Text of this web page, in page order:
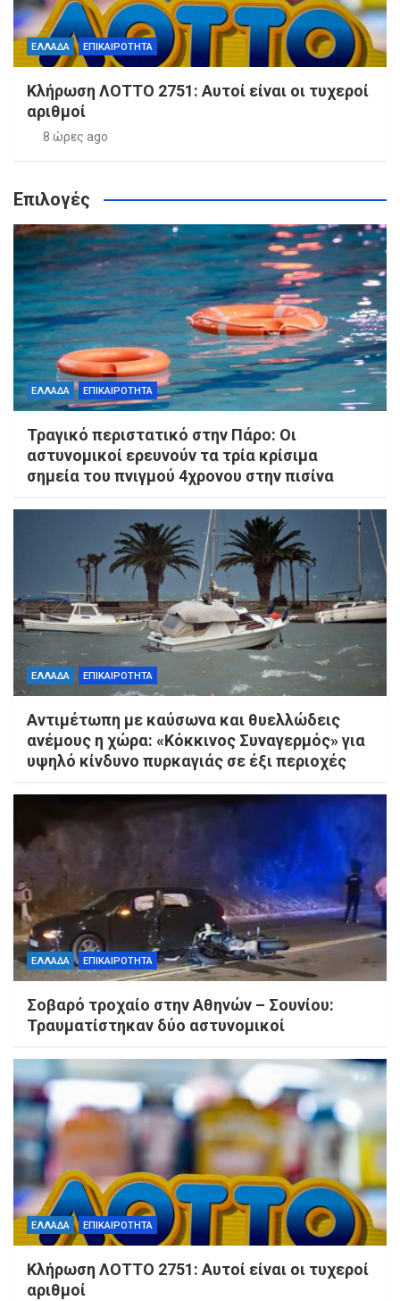
ΕΛΛΑΔΑ ΕΠΙΚΑΙΡΟΤΗΤΑ
Κλήρωση ΛΟΤΤΟ 2751: Αυτοί είναι οι τυχεροί
αριθμοί
8 ώρες ago
Επιλογές
ΕΛΛΑΔΑ ΕΠΙΚΑΙΡΟΤΗΤΑ
Τραγικό περιστατικό στην Πάρο: Οι
αστυνομικοί ερευνούν τα τρία κρίσιμα
σημεία του πνιγμού 4χρονου στην πισίνα
ΕΛΛΑΔΑ ΕΠΙΚΑΙΡΟΤΗΤΑ
Αντιμέτωπη με καύσωνα και θυελλώδεις
ανέμους η χώρα: «Κόκκινος Συναγερμός» για
υψηλό κίνδυνο πυρκαγιάς σε έξι περιοχές
ΕΛΛΑΔΑ ΕΠΙΚΑΙΡΟΤΗΤΑ
Σοβαρό τροχαίο στην Αθηνών – Σουνίου:
Τραυματίστηκαν δύο αστυνομικοί
ΕΛΛΑΔΑ ΕΠΙΚΑΙΡΟΤΗΤΑ
Κλήρωση ΛΟΤΤΟ 2751: Αυτοί είναι οι τυχεροί
αριθμοί